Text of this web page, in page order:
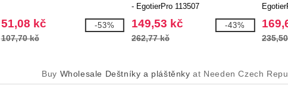
51,08 kč
107,70 kč
-53%
- EgotierPro 113507
149,53 kč
262,77 kč
-43%
Buy Wholesale Deštníky a pláštěnky at Needen Czech